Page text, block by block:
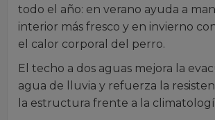
todo el año: en verano ayuda a
interior más fresco y en invierno
el calor corporal del perro.
El techo a dos aguas mejora la
agua de lluvia y refuerza la
la estructura frente a la